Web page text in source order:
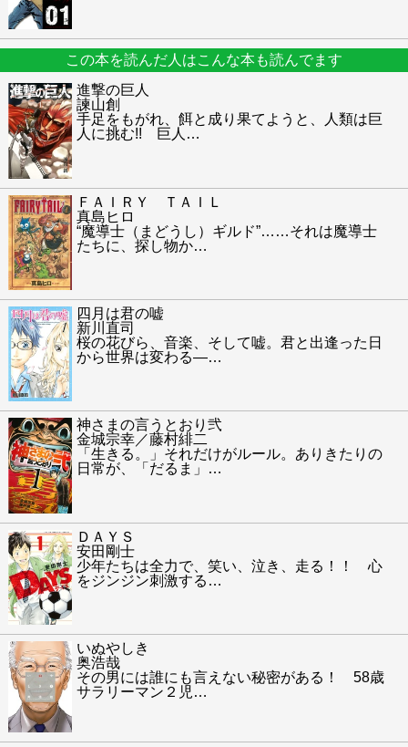
この本を読んだ人はこんな本も読んでます
進撃の巨人
諫山創
手足をもがれ、餌と成り果てようと、人類は巨
人に挑む!! 巨人 …
ＦＡＩＲＹ ＴＡＩＬ
真島ヒロ
“魔導士（まどうし）ギルド”……それは魔導士
たちに、探し物か…
四月は君の嘘
新川直司
桜の花びら、音楽、そして嘘。君と出逢った日
から世界は変わる―…
神さまの言うとおり弐
金城宗幸／藤村緋二
「生きる。」それだけがルール。ありきたりの
日常が、「だるま」
…
ＤＡＹＳ
安田剛士
少年たちは全力で、笑い、泣き、走る！！ 心
をジンジン刺激する …
いぬやしき
奥浩哉
その男には誰にも言えない秘密がある！ 58歳
サラリーマン２児 …